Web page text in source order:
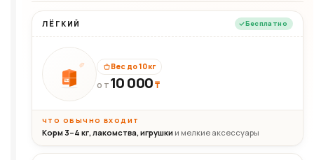
ЛЁГКИЙ Бесплатно
10кг
Вес до 10 кг
ОТ 10 000₸
ЧТО ОБЫЧНО ВХОДИТ
Корм 3–4 кг, лакомства, игрушки и мелкие аксессуары